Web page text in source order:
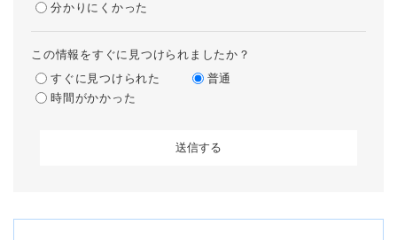
分かりにくかった
この情報をすぐに見つけられましたか？
すぐに見つけられた
普通
時間がかかった